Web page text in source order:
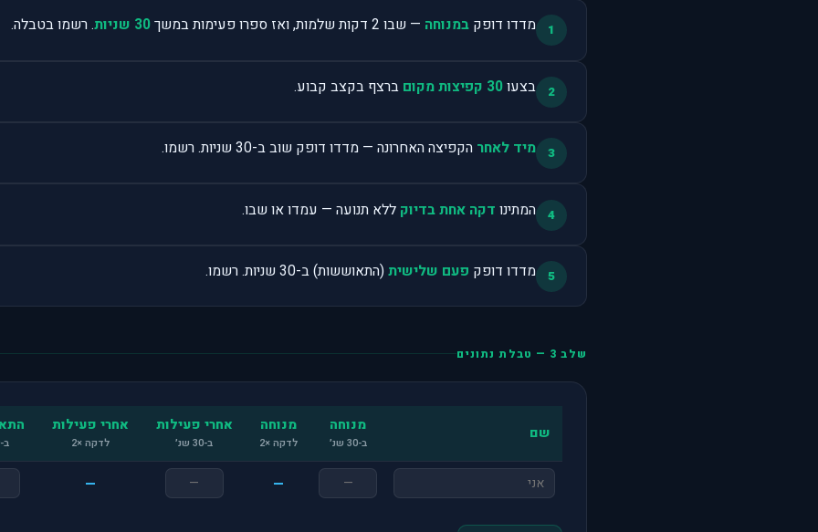
1 מדדו דופק במנוחה — שבו 2 דקות שלמות, ואז ספרו פעימות במשך 30 שניות . רשמו בטבלה.
2 בצעו30 קפיצות מקום ברצף בקצב קבוע.
3 מיד לאחר הקפיצה האחרונה — מדדו דופק שוב ב-30 שניות. רשמו.
4 המתינו דקה אחת בדיוק ללא תנועה — עמדו או שבו.
5 מדדו דופק פעם שלישית(התאוששות) ב-30 שניות. רשמו.
שלב 3 — טבלת נתונים
שם מנוחה
ב-30 שנ׳
מנוחה
לדקה ×2
אחרי פעילות
ב-30 שנ׳
אחרי פעילות
לדקה ×2 ב-30 שנ׳
—
—